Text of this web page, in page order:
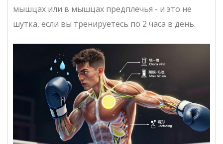
мышцах или в мышцах предплечья - и это не
шутка, если вы тренируетесь по 2 часа в день.